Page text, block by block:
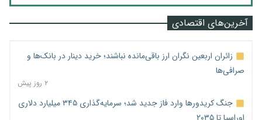
آخرین‌های اقتصادی
زائران اربعین نگران ارز باقی‌مانده نباشند؛ خرید دینار در بانک‌ها و
صرافی‌ها
۲ روز پیش
جنگ کریدورها وارد فاز جدید شد؛ سرمایه‌گذاری ۳۴۵ میلیارد دلاری